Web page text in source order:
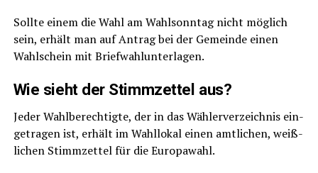
Soll­te einem die Wahl am Wahl­sonn­tag nicht mög­lich
sein, erhält man auf Antrag bei der Gemein­de einen
Wahl­schein mit Briefwahlunterlagen.
Wie sieht der Stimm­zet­tel aus?
Jeder Wahl­be­rech­tig­te, der in das Wäh­ler­ver­zeich­nis ein­
ge­tra­gen ist, erhält im Wahl­lo­kal einen amt­li­chen, weiß­
li­chen Stimm­zet­tel für die Europawahl.